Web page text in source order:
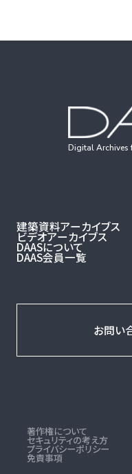
Digital Archives
建築資料アーカイブス
ビデオアーカイブス
DAASについて
DAAS会員一覧
お問い
著作権について
セキュリティの考え方
プライバシーポリシー
免責事項